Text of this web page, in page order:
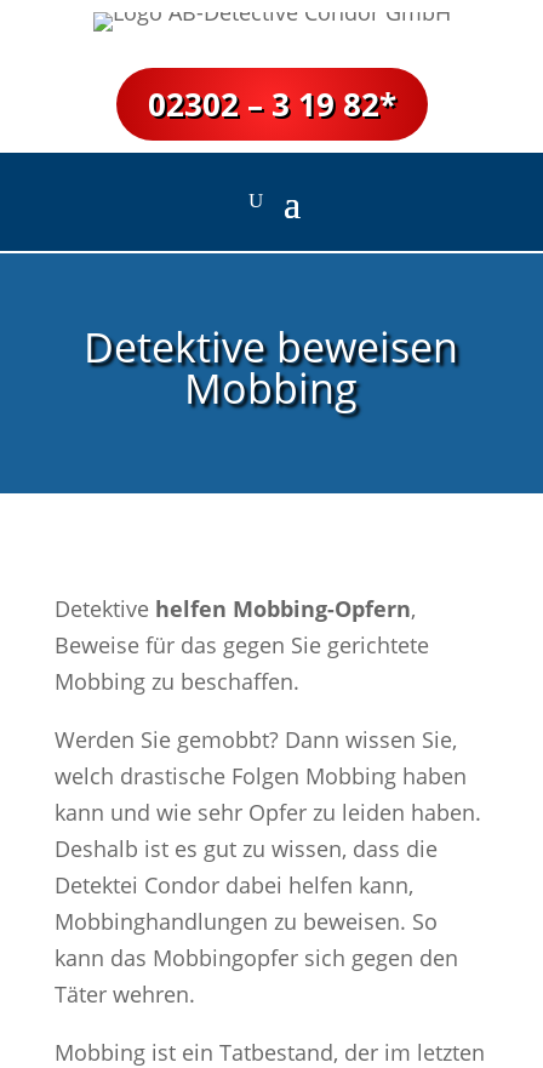
02302 – 3 19 82*
Detektive beweisen
Mobbing
Detektive helfen Mobbing-Opfern,
Beweise für das gegen Sie gerichtete
Mobbing zu beschaffen.
Werden Sie gemobbt? Dann wissen Sie,
welch drastische Folgen Mobbing haben
kann und wie sehr Opfer zu leiden haben.
Deshalb ist es gut zu wissen, dass die
Detektei Condor dabei helfen kann,
Mobbinghandlungen zu beweisen. So
kann das Mobbingopfer sich gegen den
Täter wehren.
Mobbing ist ein Tatbestand, der im letzten